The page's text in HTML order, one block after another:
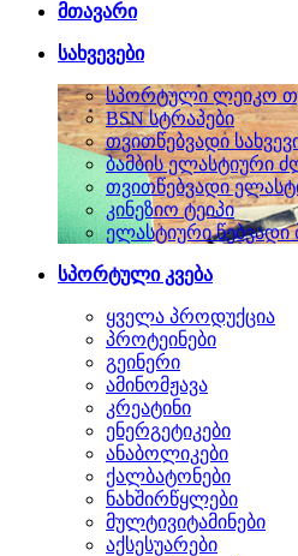
მთავარი
სახვევები
სპორტული ლეიკო
BSN სტრაპები
თვითწებვადი
ბამბის ელასტიური
თვითწებვადი
კინეზიო ტეიპი
ელასტიური წებვადი
სპორტული კვება
ყველა პროდუქცია
პროტეინები
გეინერი
ამინომჟავა
კრეატინი
ენერგეტიკები
ანაბოლიკები
ქალბატონები
ნახშირწყლები
მულტივიტამინები
აქსესუარები